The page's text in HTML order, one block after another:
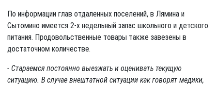
По информации глав отдаленных поселений, в Лямина и
Сытомино имеется 2-х недельный запас школьного и детского
питания. Продовольственные товары также завезены в
достаточном количестве.
- Стараемся постоянно выезжать и оценивать текущую
ситуацию. В случае внештатной ситуации как говорят медики,